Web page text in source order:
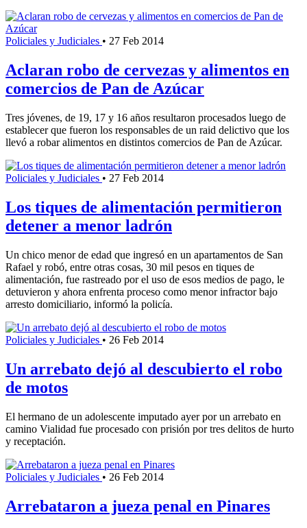
Policiales y Judiciales • 27 Feb 2014
Aclaran robo de cervezas y alimentos en
comercios de Pan de Azúcar
Tres jóvenes, de 19, 17 y 16 años resultaron procesados luego de
establecer que fueron los responsables de un raid delictivo que los
llevó a robar alimentos en distintos comercios de Pan de Azúcar.
Policiales y Judiciales • 27 Feb 2014
Los tiques de alimentación permitieron
detener a menor ladrón
Un chico menor de edad que ingresó en un apartamentos de San
Rafael y robó, entre otras cosas, 30 mil pesos en tiques de
alimentación, fue rastreado por el uso de esos medios de pago, le
detuvieron y ahora enfrenta proceso como menor infractor bajo
arresto domiciliario, informó la policía.
Policiales y Judiciales • 26 Feb 2014
Un arrebato dejó al descubierto el robo
de motos
El hermano de un adolescente imputado ayer por un arrebato en
camino Vialidad fue procesado con prisión por tres delitos de hurto
y receptación.
Policiales y Judiciales • 26 Feb 2014
Arrebataron a jueza penal en Pinares